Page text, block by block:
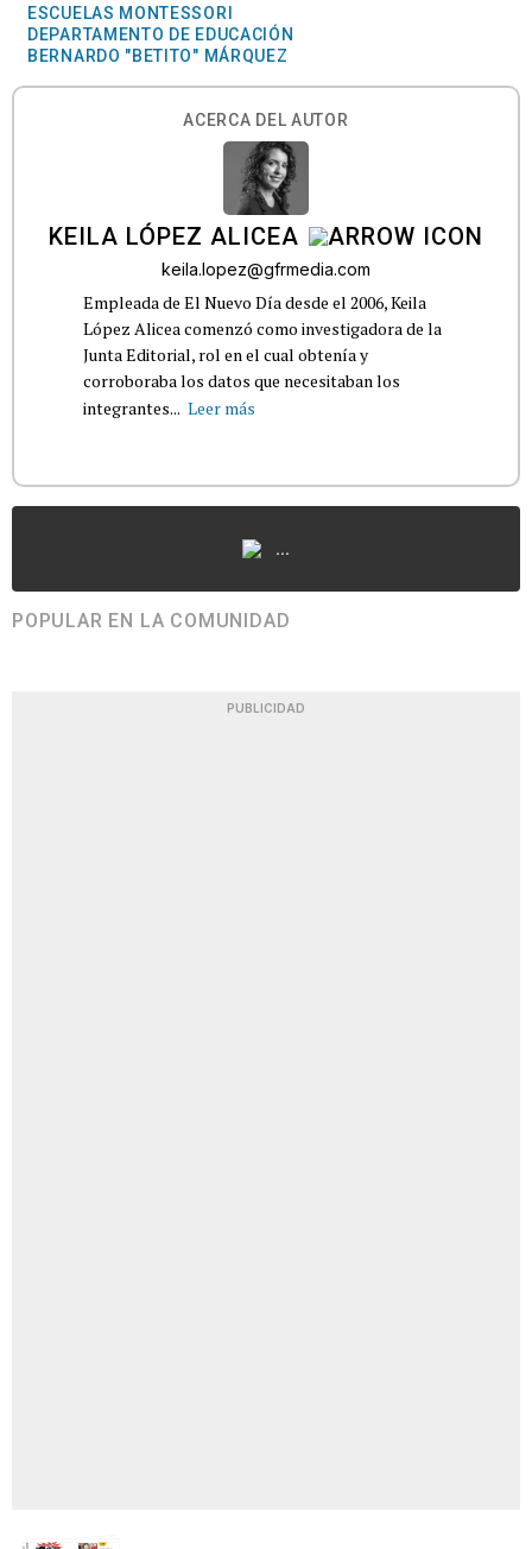
ESCUELAS MONTESSORI
DEPARTAMENTO DE EDUCACIÓN
BERNARDO "BETITO" MÁRQUEZ
ACERCA DEL AUTOR
KEILA LÓPEZ ALICEA
keila.lopez@gfrmedia.com
Empleada de El Nuevo Día desde el 2006, Keila
López Alicea comenzó como investigadora de la
Junta Editorial, rol en el cual obtenía y
corroboraba los datos que necesitaban los
integrantes... Leer más
...
POPULAR EN LA COMUNIDAD
PUBLICIDAD